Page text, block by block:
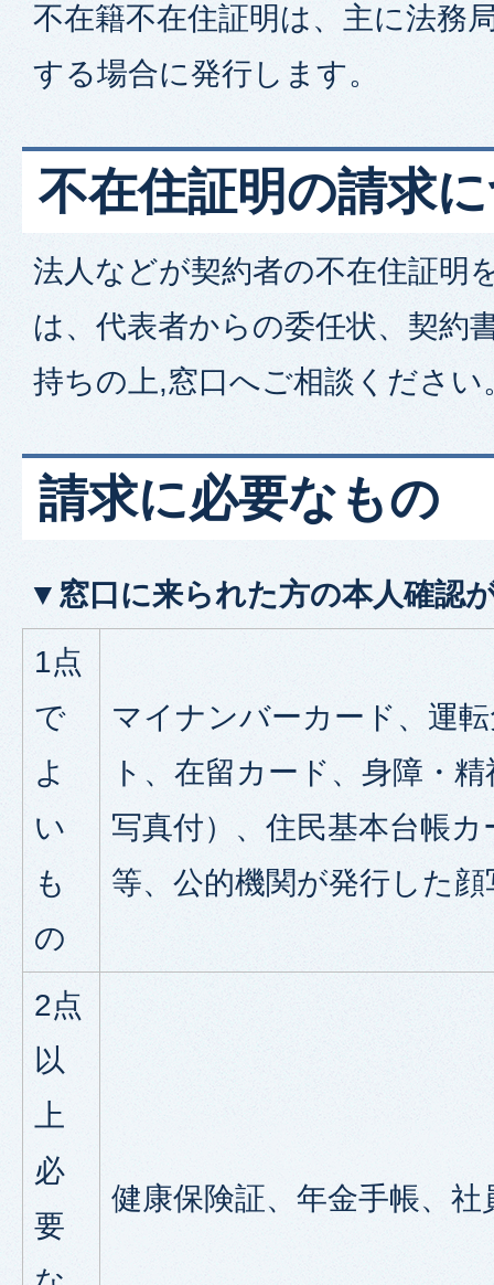
不在籍不在住証明は、主に法務
する場合に発行します。
不在住証明の請求
法人などが契約者の不在住証明
は、代表者からの委任状、契約
持ちの上,窓口へご相談ください
請求に必要なもの
▼窓口に来られた方の本人確認
1点
で
よ
い
も
の
マイナンバーカード、運
ト、在留カード、身障・
写真付）、住民基本台帳
等、公的機関が発行した
2点
以
上
必
要
健康保険証、年金手帳、社